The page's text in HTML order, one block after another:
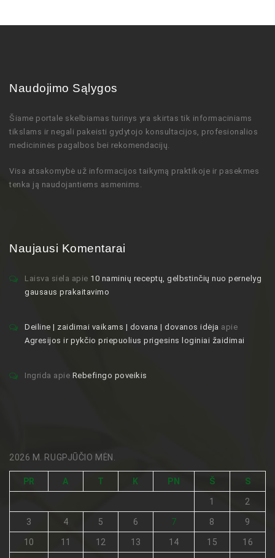
Naudojimo Sąlygos
Šiame portale skelbiamas turinys yra skirtas tik informaciniams
tikslams ir negali pakeisti gydytojo konsultacijos, profesionalios
medicininės pagalbos bei rekomendacijų.
Visa atsakomybė už informacijos taikymą praktikoje ir pasekmes
tenka ją naudojantiems asmenims.
Naujausi Komentarai
Laisva siela apie 10 naminių receptų, gelbstinčių nuo pernelyg
gausaus prakaitavimo
Deiline | zaidimai vaikams | dovana | dovanos idėja apie
Agresijos ir pykčio priepuolius prigesins loginiai žaidimai
Ingrida apie Rebefingo poveikis
2026 M. RUGPJŪČIO MĖN.
PR A T K PN Š S
1 2
3 4 5 6 7 8 9
10 11 12 13 14 15 16